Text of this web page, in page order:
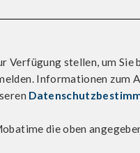
stellen, um
Informationen zum
die oben